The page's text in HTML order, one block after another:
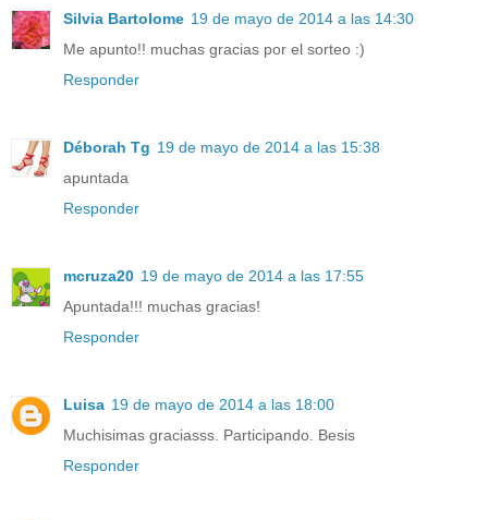
Silvia Bartolome 19 de mayo de 2014 a las 14:30
Me apunto!! muchas gracias por el sorteo :)
Responder
Déborah Tg 19 de mayo de 2014 a las 15:38
apuntada
Responder
mcruza20 19 de mayo de 2014 a las 17:55
Apuntada!!! muchas gracias!
Responder
Luisa 19 de mayo de 2014 a las 18:00
Muchisimas graciasss. Participando. Besis
Responder